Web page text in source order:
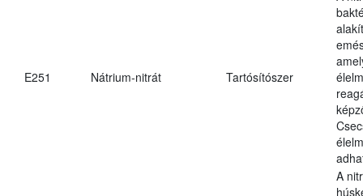
E251 Nátrium-nitrát Tartósítószer
A